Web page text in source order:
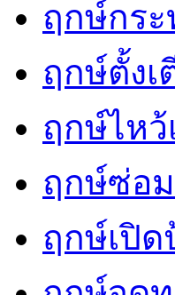
ฤกษ์กร
ฤกษ์ตั้งเ
ฤกษ์ไหว้
ฤกษ์ซ่อ
ฤกษ์เปิด